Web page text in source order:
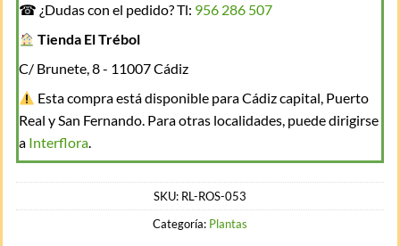
☎ ¿Dudas con el pedido? Tl: 956 286 507
Tienda El Trébol
C/ Brunete, 8 - 11007 Cádiz
Esta compra está disponible para Cádiz capital, Puerto
Real y San Fernando. Para otras localidades, puede dirigirse
a Interflora.
SKU: RL-ROS-053
Categoría: Plantas